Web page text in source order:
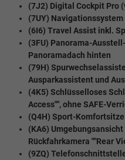
(7J2) Digital Cockpit Pro
(7UY) Navigationssystem
(6I6) Travel Assist inkl.
(3FU) Panorama-
Panoramadach hinten
(79H)
Ausparkassistent und
(4K5) Schlüsselloses
Access"", ohne SAFE-
(Q4H) Sport-
(KA6) Umgebungsansicht
Rückfahrkamera ""Rear
(9ZQ)